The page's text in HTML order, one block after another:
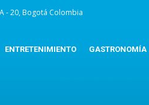
- 20, Bogotá Colombia
ENTRETENIMIENTO GASTRONOMÍA